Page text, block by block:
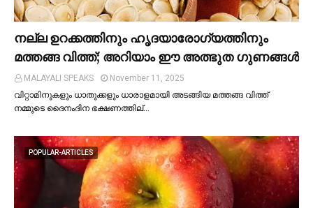
നല്ല ഉറക്കത്തിനും ഹൃദയാരോഗ്യത്തിനും
മത്തങ്ങ വിത്ത്; അറിയാം ഈ അത്ഭുത ഗുണങ്ങള്‍
MALAYALI SPEAKS
November 11, 2025
വിറ്റാമിനുകളും ധാതുക്കളും ധാരാളമായി അടങ്ങിയ മത്തങ്ങ വിത്ത്
നമ്മുടെ ദൈനംദിന ഭക്ഷണത്തില്…
POPULAR-ARTICLES